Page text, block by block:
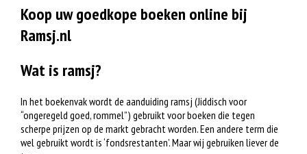
Koop uw goedkope boeken online bij
Ramsj.nl
Wat is ramsj?
In het boekenvak wordt de aanduiding ramsj (Jiddisch voor
“ongeregeld goed, rommel”) gebruikt voor boeken die tegen
scherpe prijzen op de markt gebracht worden. Een andere term die
wel gebruikt wordt is ‘fondsrestanten’. Maar wij gebruiken liever de